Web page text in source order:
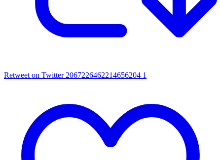
Retweet on Twitter 2067226462214656204 1